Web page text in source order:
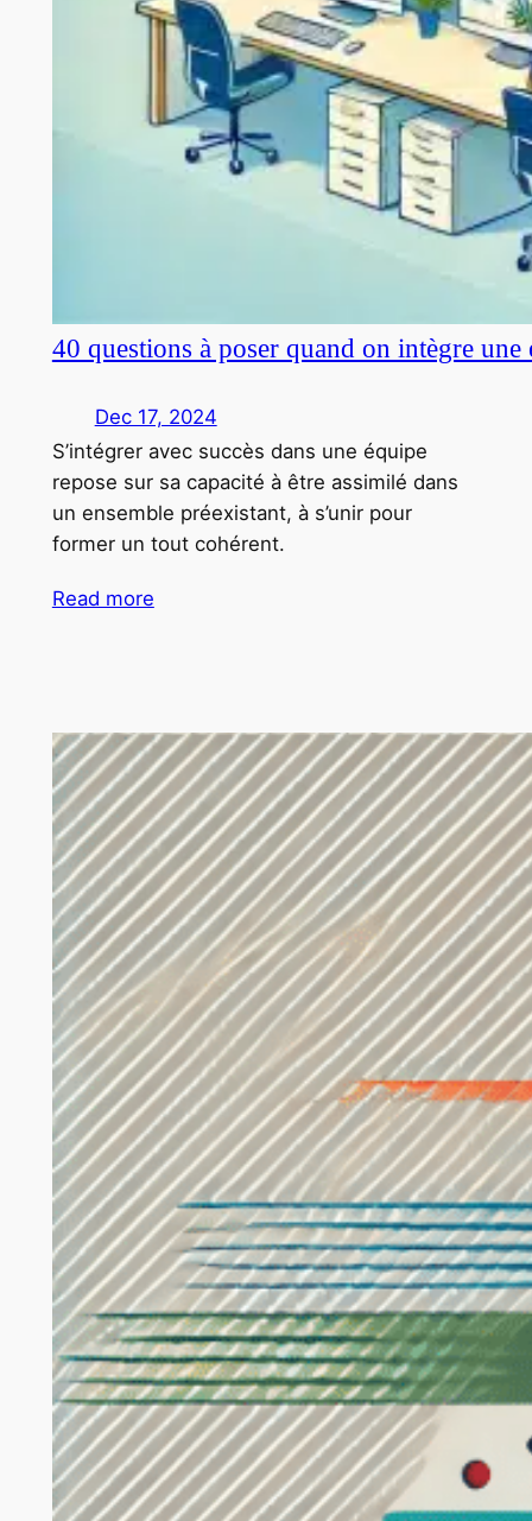
40 questions à poser quand on intègre
Dec 17, 2024
S’intégrer avec succès dans une équipe
repose sur sa capacité à être assimilé dans
un ensemble préexistant, à s’unir pour
former un tout cohérent.
Read more